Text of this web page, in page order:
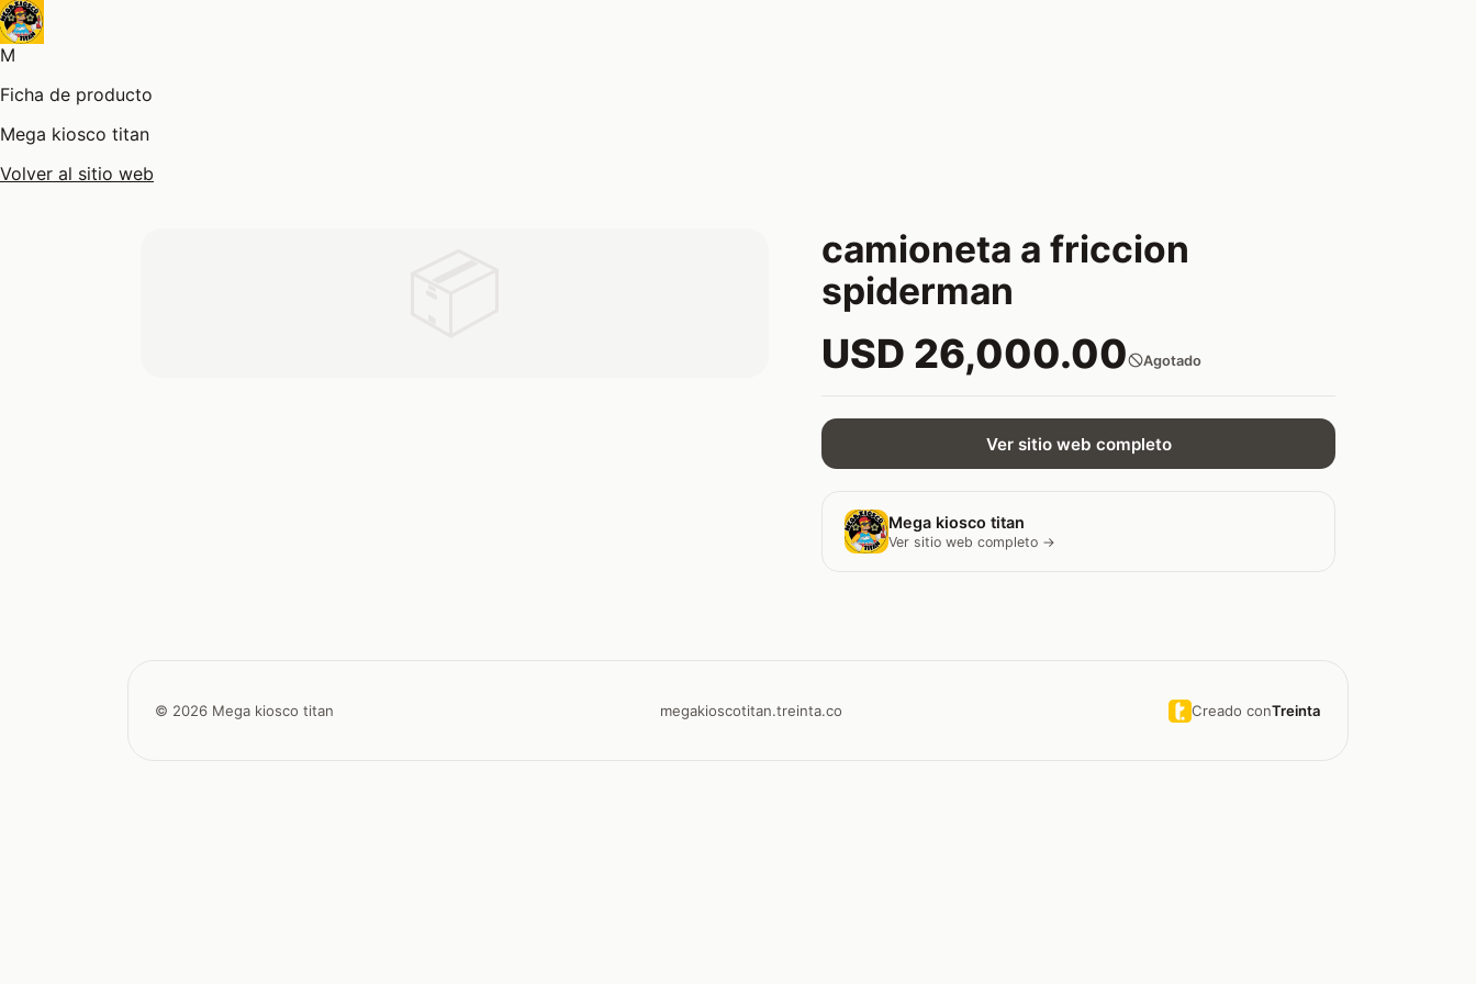
M
Ficha de producto
Mega kiosco titan
Volver al sitio web
camioneta a friccion
spiderman
USD 26,000.00 Agotado
Ver sitio web completo
Mega kiosco titan
Ver sitio web completo →
© 2026 Mega kiosco titan megakioscotitan.treinta.co Creado conTreinta